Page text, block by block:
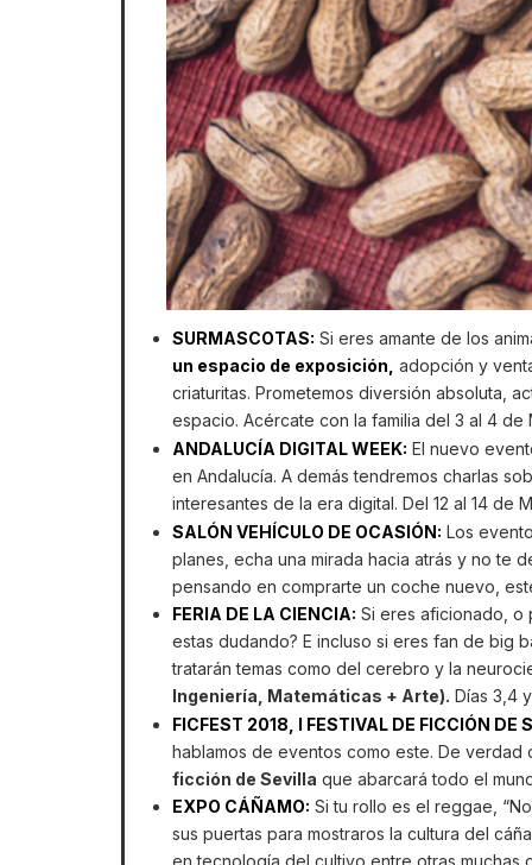
SURMASCOTAS: Si eres amante de los
un espacio de exposición, adopción y
criaturitas. Prometemos diversión absoluta,
espacio. Acércate con la familia del 3 al 4 de
ANDALUCÍA DIGITAL WEEK: El nuevo
en Andalucía. A demás tendremos charlas
interesantes de la era digital. Del 12 al 14 de
SALÓN VEHÍCULO DE OCASIÓN: Los
planes, echa una mirada hacia atrás y no te
pensando en comprarte un coche nuevo,
FERIA DE LA CIENCIA: Si eres aficionado, o
estas dudando? E incluso si eres fan de big
tratarán temas como del cerebro y la
Ingeniería, Matemáticas + Arte). Días 3,4
FICFEST 2018, I FESTIVAL DE FICCIÓN DE
hablamos de eventos como este. De
ficción de Sevilla que abarcará todo el
EXPO CÁÑAMO: Si tu rollo es el reggae,
sus puertas para mostraros la cultura del